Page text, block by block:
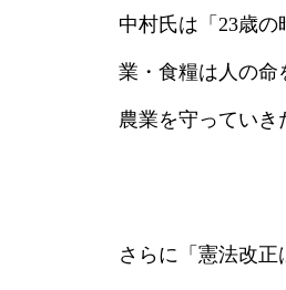
中村氏は「23歳
業・食糧は人の命
農業を守っていき
さらに「憲法改